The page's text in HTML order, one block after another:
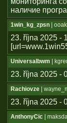
наличие
1win_kg_zpsn |
23. října 2025 -
Universalbwm |
23. října 2025 -
Rachiovze |
23. října 2025 -
AnthonyCic |